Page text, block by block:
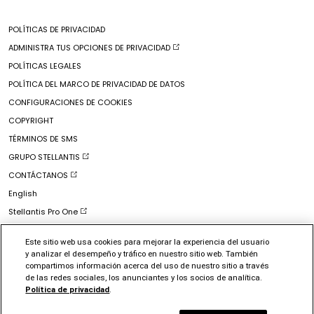
Obtener cotización
Incentivos y ofertas
Usados certificados
Incentivos nacionales
Obtener un folleto
Ofertas actuales de alquiler de FIAT®
Ofertas actuales de APR de FIAT®
Carga - Ir
Sitio oficial del propietario de FIAT
Información sobre llamados a reparación
Movilidad y alquiler
Historia
FIAT® Life
Mercancía
CANALES SOCIALES
Facebook
Instagram
Youtube
X
POLÍTICAS DE PRIVACIDAD
ADMINISTRA TUS OPCIONES DE PRIVACIDAD
POLÍTICAS LEGALES
POLÍTICA DEL MARCO DE PRIVACIDAD DE DATOS
CONFIGURACIONES DE COOKIES
COPYRIGHT
TÉRMINOS DE SMS
GRUPO STELLANTIS
CONTÁCTANOS
English
Stellantis Pro One
DriveAbility
MAPA DEL SITIO
©2026 FCA US LLC. All Rights Reserved.
Este sitio web usa cookies para mejorar la experiencia del usuario
y analizar el desempeño y tráfico en nuestro sitio web. También
compartimos información acerca del uso de nuestro sitio a través
de las redes sociales, los anunciantes y los socios de analítica.
Política de privacidad.